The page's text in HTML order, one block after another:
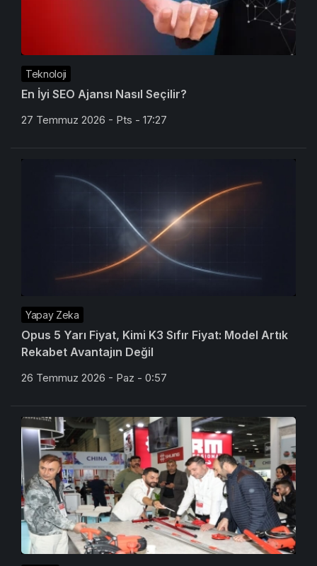
Teknoloji
En İyi SEO Ajansı Nasıl Seçilir?
27 Temmuz 2026 - Pts - 17:27
Yapay Zeka
Opus 5 Yarı Fiyat, Kimi K3 Sıfır Fiyat: Model Artık
Rekabet Avantajın Değil
26 Temmuz 2026 - Paz - 0:57